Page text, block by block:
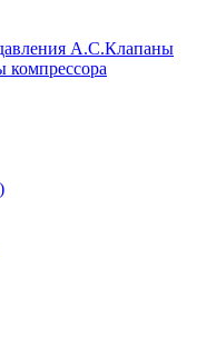
А.С.Клапаны